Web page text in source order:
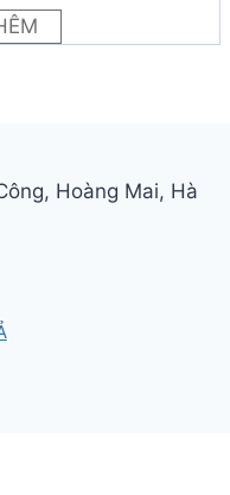
Flyers đã được
edition giúp trẻ
Kid’s Box
Resource
Hoàng Mai, Hà